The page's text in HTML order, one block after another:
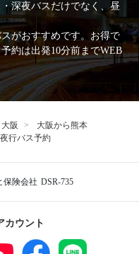
深夜バスだけでなく、昼
がおすすめです。お得で
約は出発10分前までWEB
大阪
大阪から熊本
行バス予約
保険会社 DSR-735
カウント